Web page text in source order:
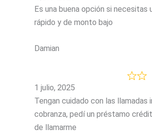
Es una buena opción si necesitas
rápido y de monto bajo
Damian
1 julio, 2025
Tengan cuidado con las llamadas
cobranza, pedí un préstamo
de llamarme